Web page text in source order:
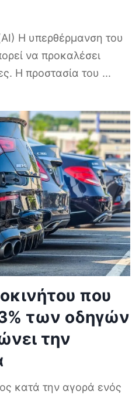
Η υπερθέρμανση του
να προκαλέσει
Η προστασία του ...
που
των οδηγών
την
κατά την αγορά ενός